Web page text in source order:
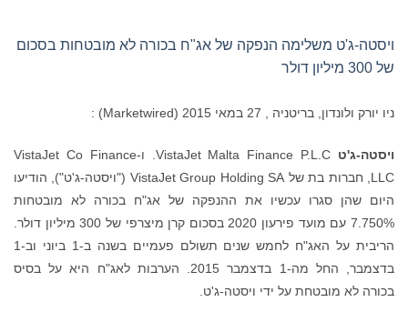
ויסטה-ג'ט משלימה הנפקה של אג"ח בכורה לא מובטחות בסכום
של 300 מיליון דולר
ניו יורק ולונדון, בריטניה , 27 במאי 2015 (Marketwired) :
ויסטה-ג'ט
VistaJet Malta Finance P.L.C. ו‑VistaJet Co Finance
LLC, חברות בת של VistaJet Group Holding SA ("ויסטה-ג'ט"), הודיעו
היום שהן סגרו עכשיו את ההנפקה של אג"ח בכורה לא מובטחות
7.750% עם מועד פירעון 2020 בסכום קרן מיצרפי של 300 מיליון דולר.
הריבית על האג"ח לחמש שנים תשולם פעמיים בשנה ב-1 ביוני וב-1
בדצמבר, החל מה-1 בדצמבר 2015. הערבות לאג"ח היא על בסיס
בכורה לא מובטחת על ידי ויסטה-ג'ט.